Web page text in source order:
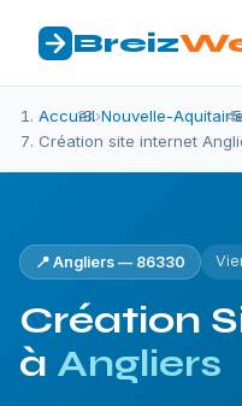
Breiz
Accueil›Nouvelle-
Création site internet
📍 Angliers — 86330
Création
à Angliers